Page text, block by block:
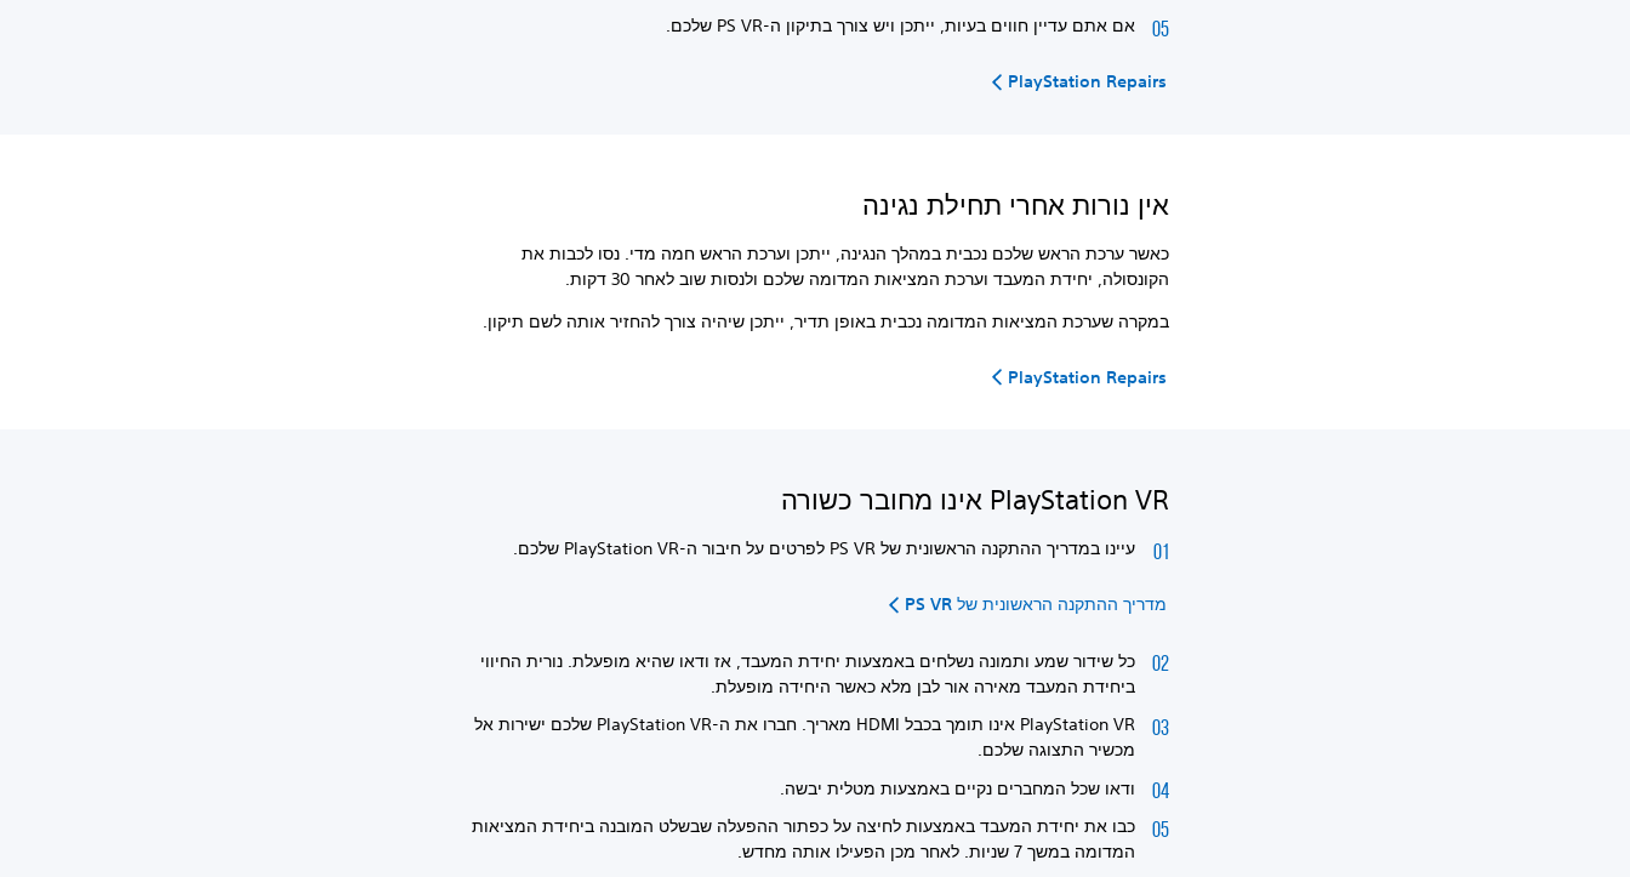
אם אתם עדיין חווים בעיות, ייתכן ויש צורך בתיקון ה-PS VR שלכם.
PlayStation Repairs
אין נורות אחרי תחילת נגינה
כאשר ערכת הראש שלכם נכבית במהלך הנגינה, ייתכן וערכת הראש חמה מדי. נסו לכבות את
הקונסולה, יחידת המעבד וערכת המציאות המדומה שלכם ולנסות שוב לאחר 30 דקות.
במקרה שערכת המציאות המדומה נכבית באופן תדיר, ייתכן שיהיה צורך להחזיר אותה לשם תיקון.
PlayStation Repairs
PlayStation VR אינו מחובר כשורה
עיינו במדריך ההתקנה הראשונית של PS VR לפרטים על חיבור ה-PlayStation VR שלכם.
מדריך ההתקנה הראשונית של PS VR
כל שידור שמע ותמונה נשלחים באמצעות יחידת המעבד, אז ודאו שהיא מופעלת. נורית החיווי
ביחידת המעבד מאירה אור לבן מלא כאשר היחידה מופעלת.
PlayStation VR אינו תומך בכבל HDMI מאריך. חברו את ה-PlayStation VR שלכם ישירות אל
מכשיר התצוגה שלכם.
ודאו שכל המחברים נקיים באמצעות מטלית יבשה.
כבו את יחידת המעבד באמצעות לחיצה על כפתור ההפעלה שבשלט המובנה ביחידת המציאות
המדומה במשך 7 שניות. לאחר מכן הפעילו אותה מחדש.